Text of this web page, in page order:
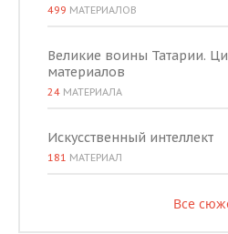
499 МАТЕРИАЛОВ
Великие воины Татарии.
материалов
24 МАТЕРИАЛА
Искусственный интеллект
181 МАТЕРИАЛ
Все